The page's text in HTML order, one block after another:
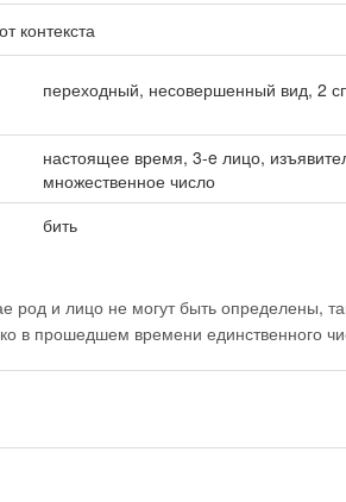
контекста
переходный, несовершенный вид, 2
настоящее время, 3-e лицо,
множественное число
бить
род и лицо не могут быть определены,
в прошедшем времени единственного